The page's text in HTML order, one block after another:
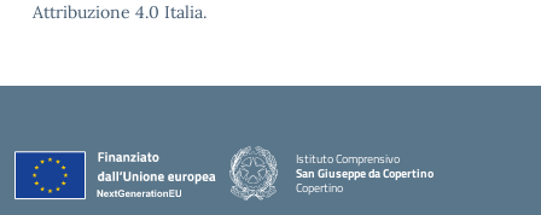
Attribuzione 4.0 Italia.
Istituto Comprensivo
San Giuseppe da Copertino
Copertino
— Visita la pagina iniziale della scuola